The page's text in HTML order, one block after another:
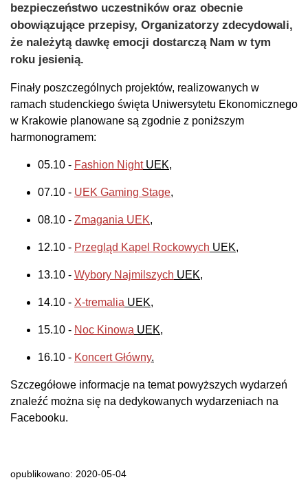
bezpieczeństwo uczestników oraz obecnie
obowiązujące przepisy, Organizatorzy zdecydowali,
że należytą dawkę emocji dostarczą Nam w tym
roku jesienią.
Finały poszczególnych projektów, realizowanych w
ramach studenckiego święta Uniwersytetu Ekonomicznego
w Krakowie planowane są zgodnie z poniższym
harmonogramem:
05.10 - Fashion NightUEK,
07.10 - UEK Gaming Stage,
08.10 - Zmagania UEK,
12.10 - Przegląd Kapel Rockowych UEK,
13.10 - Wybory Najmilszych UEK,
14.10 - X-tremalia UEK,
15.10 - Noc Kinowa UEK,
16.10 - Koncert Główny.
Szczegółowe informacje na temat powyższych wydarzeń
znaleźć można się na dedykowanych wydarzeniach na
Facebooku.
opublikowano: 2020-05-04